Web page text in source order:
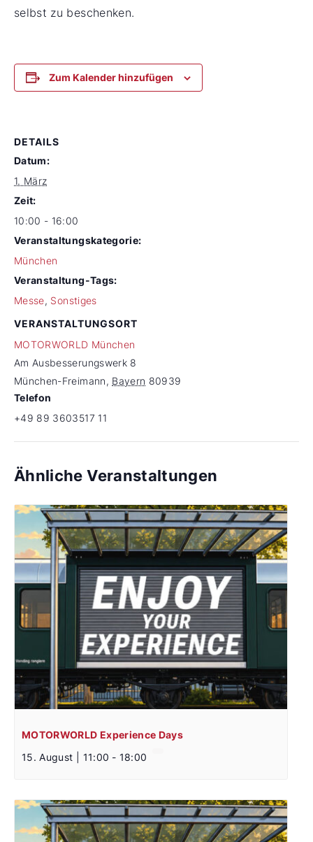
selbst zu beschenken.
Zum Kalender hinzufügen
DETAILS
Datum:
1. März
Zeit:
10:00 - 16:00
Veranstaltungskategorie:
München
Veranstaltung-Tags:
Messe, Sonstiges
VERANSTALTUNGSORT
MOTORWORLD München
Am Ausbesserungswerk 8
München-Freimann, Bayern 80939
Telefon
+49 89 3603517 11
Ähnliche Veranstaltungen
MOTORWORLD Experience Days
15. August | 11:00 - 18:00